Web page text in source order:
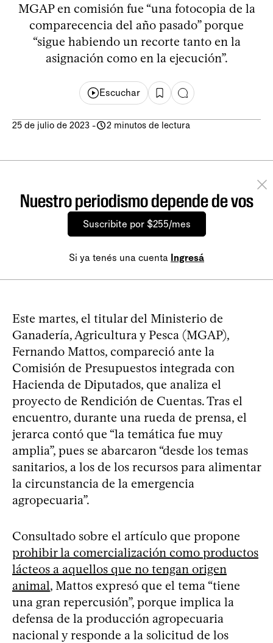
MGAP en comisión fue “una fotocopia de la
comparecencia del año pasado” porque
“sigue habiendo un recorte tanto en la
asignación como en la ejecución”.
Escuchar
25 de julio de 2023 - 2 minutos de lectura
Nuestro periodismo depende de vos
Suscribite por $255/mes
Si ya tenés una cuenta Ingresá
Este martes, el titular del Ministerio de
Ganadería, Agricultura y Pesca (MGAP),
Fernando Mattos, compareció ante la
Comisión de Presupuestos integrada con
Hacienda de Diputados, que analiza el
proyecto de Rendición de Cuentas. Tras el
encuentro, durante una rueda de prensa, el
jerarca contó que “la temática fue muy
amplia”, pues se abarcaron “desde los temas
sanitarios, a los de los recursos para alimentar
la circunstancia de la emergencia
agropecuaria”.
Consultado sobre el artículo que propone
prohibir la comercialización como productos
lácteos a aquellos que no tengan origen
animal, Mattos expresó que el tema “tiene
una gran repercusión”, porque implica la
defensa de la producción agropecuaria
nacional y responde a la solicitud de los